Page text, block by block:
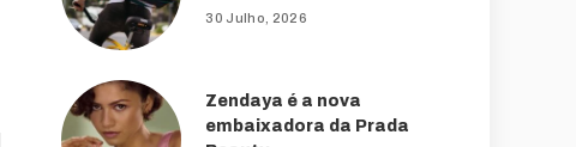
30 Julho, 2026
Zendaya é a nova
embaixadora da Prada